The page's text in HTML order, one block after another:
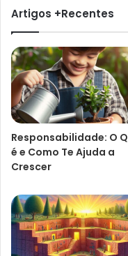
Artigos +Recentes
Responsabilidade: O
é e Como Te Ajuda a
Crescer